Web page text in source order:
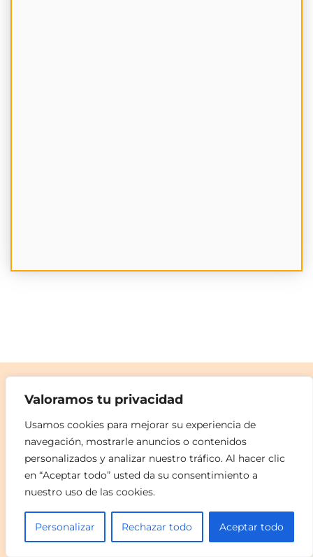
Valoramos tu privacidad
Usamos cookies para mejorar su experiencia de
navegación, mostrarle anuncios o contenidos
personalizados y analizar nuestro tráfico. Al hacer clic
en “Aceptar todo” usted da su consentimiento a
nuestro uso de las cookies.
Personalizar Rechazar todo Aceptar todo